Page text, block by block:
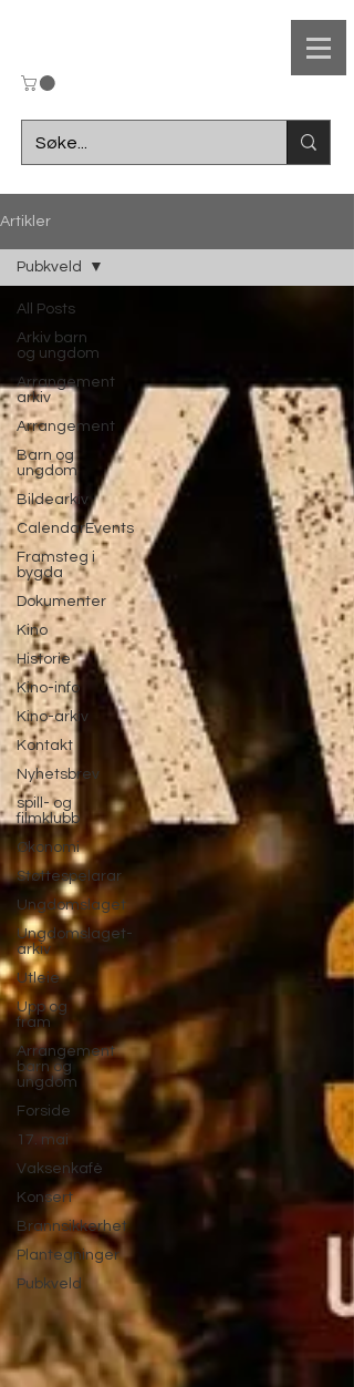
Fr
Artikler
All Posts
Arkiv barn
og ungdom
Arrangement
arkiv
Arrangement
Barn og
ungdom
Bildearkiv
CalendarEvents
Framsteg i
bygda
Dokumenter
Kino
Historie
Kino-info
Kino-arkiv
Kontakt
Nyhetsbrev
spill- og
filmklubb
Økonomi
Støttespelarar
Ungdomslaget
Ungdomslaget-
arkiv
Utleie
Upp og
fram
Arrangement
barn og
ungdom
Forside
17. mai
Vaksenkafè
Konsert
Brannsikkerhet
Plantegninger
Pubkveld
Pubkveld